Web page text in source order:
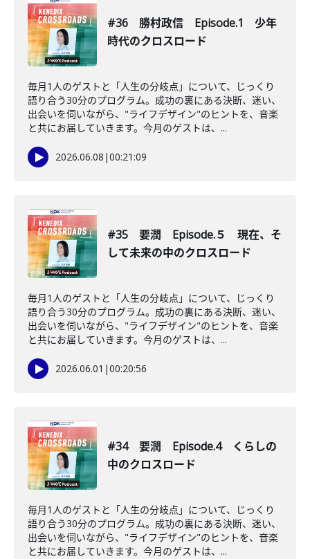
#36 勝村政信 Episode.1 少年
時代のクロスロード
毎月1人のゲストと「人生の分岐点」について、じっくり
語り合う30分のプログラム。成功の裏にある決断、迷い、
出会いを伺いながら、"ライフデザイン"のヒントを、音楽
と共にお届していきます。今月のゲストは、...
2026.06.08 |00:21:09
#35 要潤 Episode.５ 現在、そ
して未来の中のクロスロード
毎月1人のゲストと「人生の分岐点」について、じっくり
語り合う30分のプログラム。成功の裏にある決断、迷い、
出会いを伺いながら、"ライフデザイン"のヒントを、音楽
と共にお届していきます。今月のゲストは、...
2026.06.01 |00:20:56
#34 要潤 Episode.4 くらしの
中のクロスロード
毎月1人のゲストと「人生の分岐点」について、じっくり
語り合う30分のプログラム。成功の裏にある決断、迷い、
出会いを伺いながら、"ライフデザイン"のヒントを、音楽
と共にお届していきます。今月のゲストは、...